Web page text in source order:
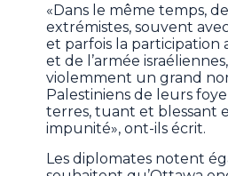
«Dans le même temps,
extrémistes, souvent
et parfois la participation
et de l’armée
violemment un grand
Palestiniens de leurs
terres, tuant et blessant
impunité», ont-ils écrit.
Les diplomates notent